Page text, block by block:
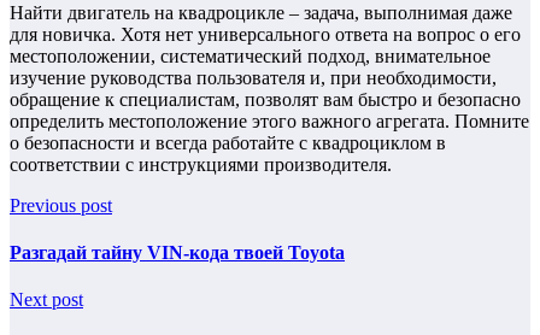
Найти двигатель на квадроцикле – задача, выполнимая даже
для новичка. Хотя нет универсального ответа на вопрос о его
местоположении, систематический подход, внимательное
изучение руководства пользователя и, при необходимости,
обращение к специалистам, позволят вам быстро и безопасно
определить местоположение этого важного агрегата. Помните
о безопасности и всегда работайте с квадроциклом в
соответствии с инструкциями производителя.
Previous post
Разгадай тайну VIN-кода твоей Toyota
Next post